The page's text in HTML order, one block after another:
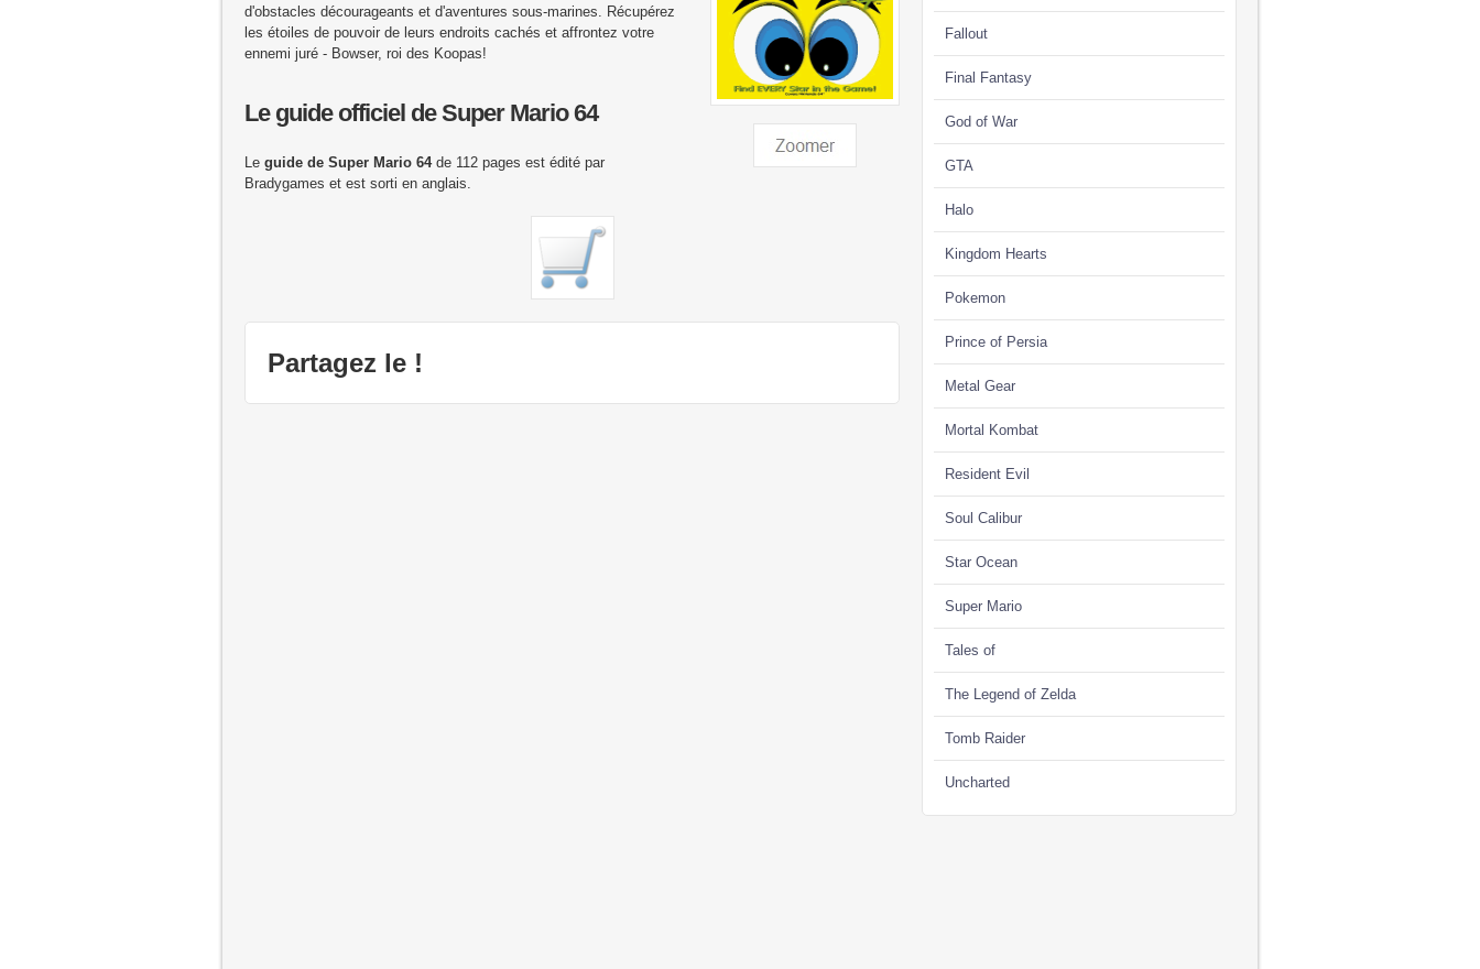
d'obstacles décourageants et d'aventures sous-marines. Récupérez
les étoiles de pouvoir de leurs endroits cachés et affrontez votre
ennemi juré - Bowser, roi des Koopas!
Le guide officiel de Super Mario 64
Le guide de Super Mario 64de 112 pages est édité par
Bradygames et est sorti en anglais.
Partagez le !
Fallout
Final Fantasy
God of War
GTA
Halo
Kingdom Hearts
Pokemon
Prince of Persia
Metal Gear
Mortal Kombat
Resident Evil
Soul Calibur
Star Ocean
Super Mario
Tales of
The Legend of Zelda
Tomb Raider
Uncharted